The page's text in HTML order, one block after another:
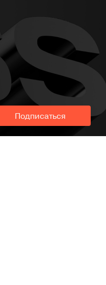
Подписаться